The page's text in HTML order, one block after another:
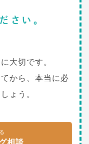
さい。
大切です。
から、本当に必
ょう。